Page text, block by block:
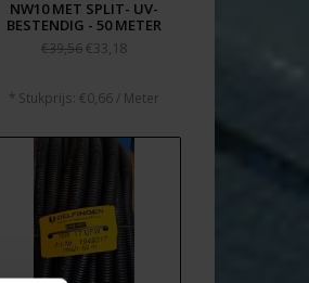
NW10 MET SPLIT- UV-
BESTENDIG - 50 METER
€39,56€33,18
* Stukprijs: €0,66 / Meter